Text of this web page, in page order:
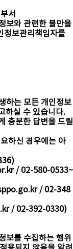
서
보와 관련한 불만을
정보관리책임자를
하는 모든 개인정보
하실 수 있습니다.
충분한 답변을 드릴
하신 경우에는 아
/ 02-580-0533~
/ 02-348
/ 02-392-0330)
보를 수집하는 행위